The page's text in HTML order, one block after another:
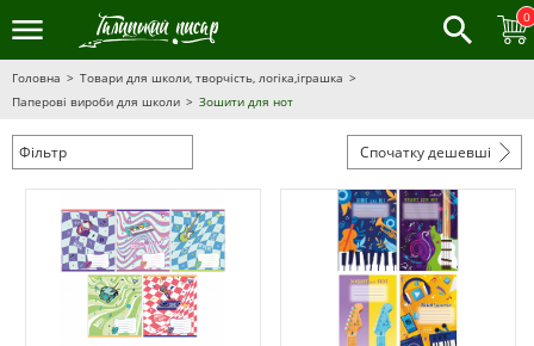
0
Головна
Товари для школи, творчість, логіка,іграшка
Паперові вироби для школи
Зошити для нот
Фільтр Спочатку дешевші